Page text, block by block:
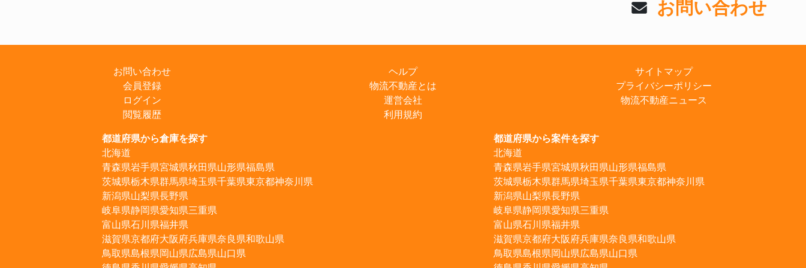
お問い合わせ
お問い合わせ
会員登録
ログイン
閲覧履歴
ヘルプ
物流不動産とは
運営会社
利用規約
サイトマップ
プライバシーポリシー
物流不動産ニュース
都道府県から倉庫を探す
北海道
青森県岩手県宮城県秋田県山形県福島県
茨城県栃木県群馬県埼玉県千葉県東京都神奈川県
新潟県山梨県長野県
岐阜県静岡県愛知県三重県
富山県石川県福井県
滋賀県京都府大阪府兵庫県奈良県和歌山県
鳥取県島根県岡山県広島県山口県
都道府県から案件を探す
北海道
青森県岩手県宮城県秋田県山形県福島県
茨城県栃木県群馬県埼玉県千葉県東京都神奈川県
新潟県山梨県長野県
岐阜県静岡県愛知県三重県
富山県石川県福井県
滋賀県京都府大阪府兵庫県奈良県和歌山県
鳥取県島根県岡山県広島県山口県